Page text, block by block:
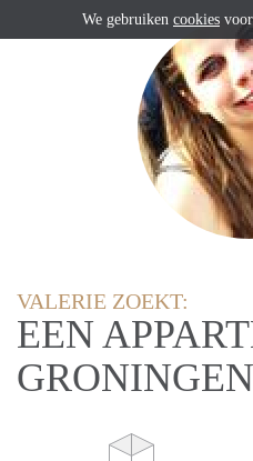
VALERIE ZOEKT:
EEN
GRONINGEN
We gebruiken cookies